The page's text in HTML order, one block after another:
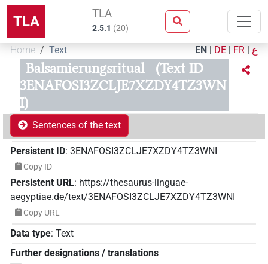
TLA TLA
2.5.1 (20)
Home Text EN | DE | FR | ع
Balsamierungsritual
(Text ID
3ENAFOSI3ZCLJE7XZDY4TZ3WN
I)
Sentences of the text
Persistent ID: 3ENAFOSI3ZCLJE7XZDY4TZ3WNI
Copy ID
Persistent URL: https://thesaurus-linguae-
aegyptiae.de/text/3ENAFOSI3ZCLJE7XZDY4TZ3WNI
Copy URL
Data type: Text
Further designations / translations